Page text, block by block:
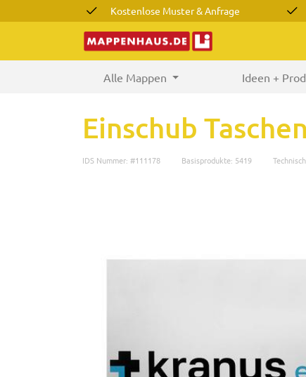
Kostenlose Muster & Anfrage
Alle Mappen (current) Ideen +
Einschub
IDS Nummer: #111178 Basisprodukte: 5419